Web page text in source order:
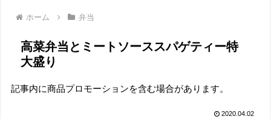
ホーム 弁当
高菜弁当とミートソーススパゲティー特
大盛り
記事内に商品プロモーションを含む場合があります。
2020.04.02